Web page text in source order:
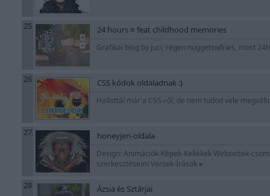
25 24 hours ≡ feat childhood memories
Grafikai blog by juci, régen nuggetswfries, most
26 CSS kódok oldaladnak :)
Hallottál már a CSS-ről, de nem tudod vele
27 honeyjen-oldala
Design: Animációk-Képek-Kellékek Websettek-
szerkesztéseim Versek-Írások »
28 Ázsia és Sztárjai